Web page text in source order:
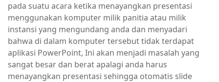
pada suatu acara ketika menayangkan presentasi
menggunakan komputer milik panitia atau milik
instansi yang mengundang anda dan menyadari
bahwa di dalam komputer tersebut tidak terdapat
aplikasi PowerPoint, Ini akan menjadi masalah yang
sangat besar dan berat apalagi anda harus
menayangkan presentasi sehingga otomatis slide